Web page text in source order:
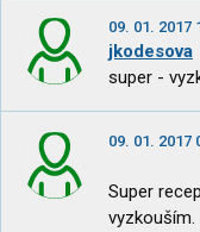
09. 01. 2017
jkodesova
super -
09. 01. 2017
Super
vyzkouším.